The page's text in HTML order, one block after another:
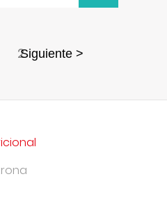
2Siguiente >